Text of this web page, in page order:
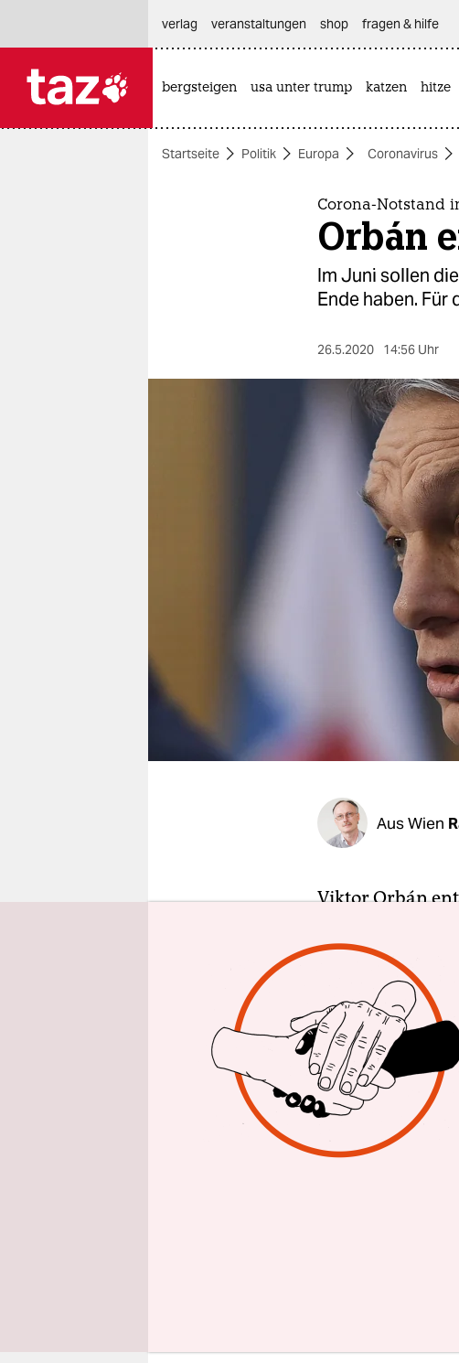
themen
fragen & hilfe
unterstützen
verlag
veranstaltungen shop fragen & hilfe
bergsteigen usa unter trump katzen hitze
Startseite Politik Europa Coronavirus
Corona-Notstand
Orbán
Im Juni sollen
Ende haben.
26.5.2020 14:56 Uhr
Aus Wien
Viktor Orbán
einen Antrag
Parlament
beendet
sich das
Belieben per
Schon vor zwei
bei einem
es sei an der
seinen etwa